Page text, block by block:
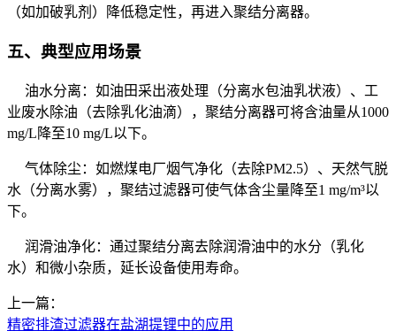
（如加破乳剂）降低稳定性，再进入聚结分离器。
五、典型应用场景
油水分离：如油田采出液处理（分离水包油乳状液）、工
业废水除油（去除乳化油滴），聚结分离器可将含油量从1000
mg/L降至10 mg/L以下。
气体除尘：如燃煤电厂烟气净化（去除PM2.5）、天然气脱
水（分离水雾），聚结过滤器可使气体含尘量降至1 mg/m³以
下。
润滑油净化：通过聚结分离去除润滑油中的水分（乳化
水）和微小杂质，延长设备使用寿命。
上一篇：
精密排渣过滤器在盐湖提锂中的应用